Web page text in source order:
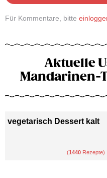
Für Kommentare, bitte
Aktuelle
Mandarinen-
vegetarisch Dessert kalt
(1440 Rezepte)